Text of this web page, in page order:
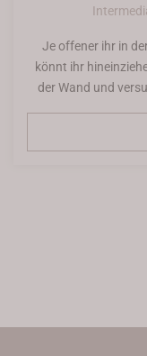
Je offener ihr in
könnt ihr
der Wand und